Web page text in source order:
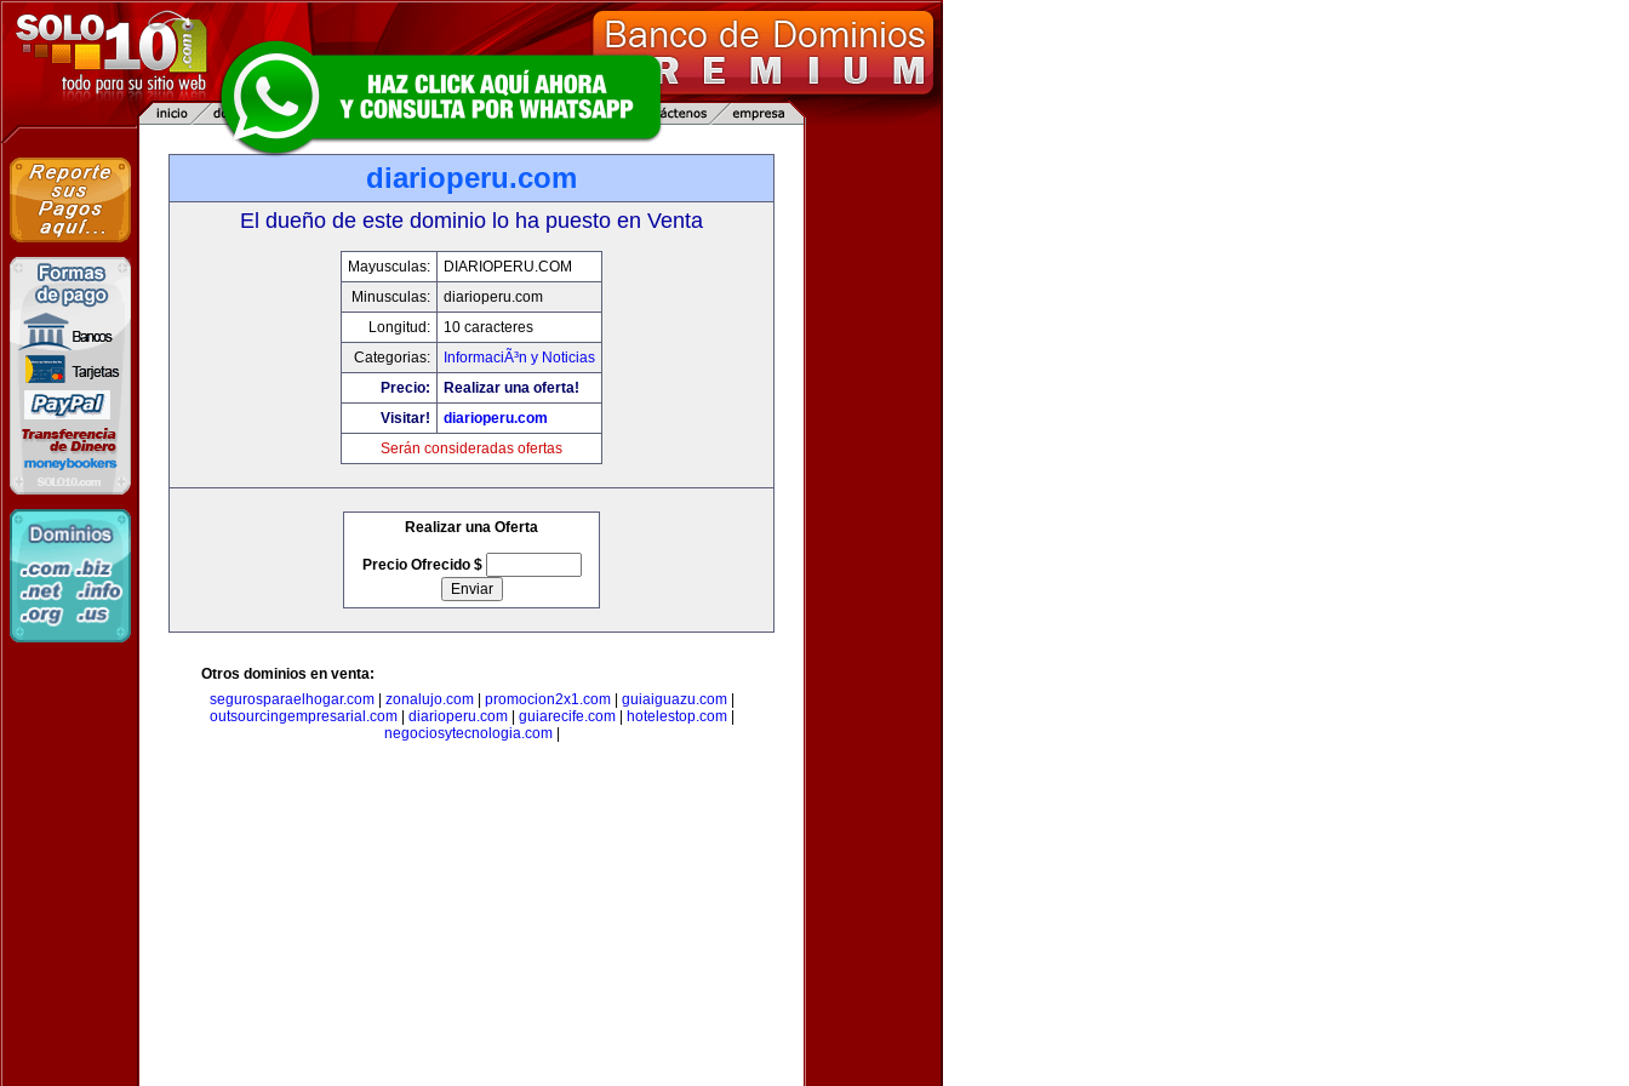
diarioperu.com
El dueño de este dominio lo ha puesto en Venta
Mayusculas:
DIARIOPERU.COM
Minusculas:
diarioperu.com
Longitud:
10 caracteres
Categorias:
InformaciÃ³n y Noticias
Precio:
Realizar una oferta!
Visitar!
diarioperu.com
Serán consideradas ofertas
Realizar una Oferta
Precio Ofrecido $
Otros dominios en venta:
segurosparaelhogar.com| zonalujo.com| promocion2x1.com| guiaiguazu.com|
outsourcingempresarial.com| diarioperu.com| guiarecife.com| hotelestop.com|
negociosytecnologia.com|